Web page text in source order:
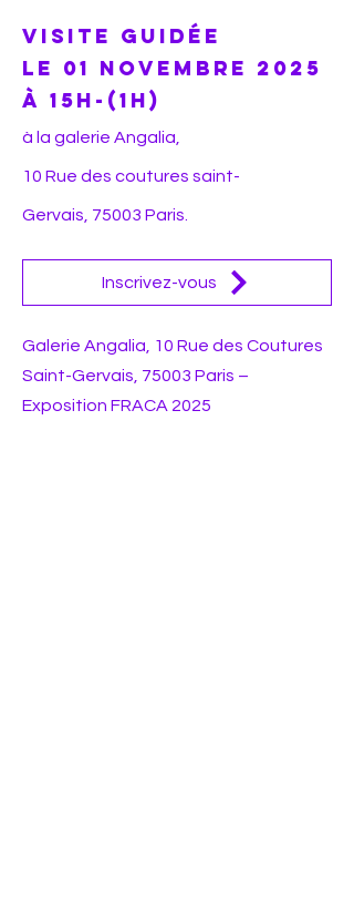
Visite guidée
le 01 novembre 2025
à 15h-(1h)
à la galerie Angalia,
10 Rue des coutures saint-
Gervais, 75003 Paris.
Inscrivez-vous
Galerie Angalia,
10 Rue des Coutures
Saint-Gervais, 75003 Paris –
Exposition FRACA 2025